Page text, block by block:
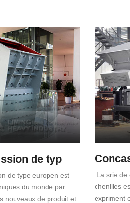
de typ
de type europen est
du monde par
nouveaux de produit et
La srie de
chenilles
expriment